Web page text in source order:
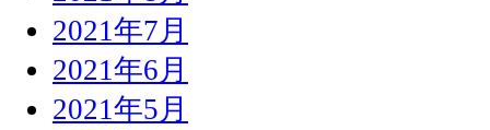
2021年7月
2021年6月
2021年5月